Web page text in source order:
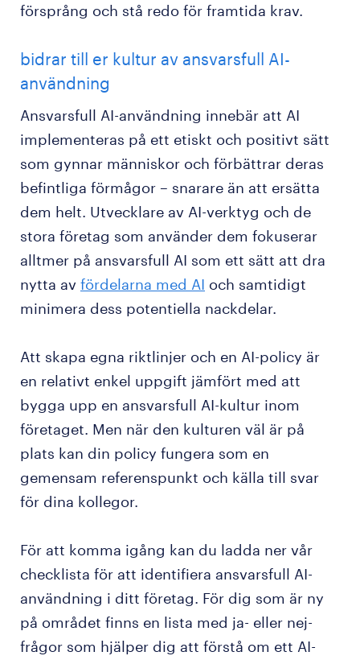
försprång och stå redo för framtida krav.
bidrar till er kultur av ansvarsfull AI-
användning
Ansvarsfull AI-användning innebär att AI
implementeras på ett etiskt och positivt sätt
som gynnar människor och förbättrar deras
befintliga förmågor – snarare än att ersätta
dem helt. Utvecklare av AI-verktyg och de
stora företag som använder dem fokuserar
alltmer på ansvarsfull AI som ett sätt att dra
nytta av fördelarna med AI och samtidigt
minimera dess potentiella nackdelar.
Att skapa egna riktlinjer och en AI-policy är
en relativt enkel uppgift jämfört med att
bygga upp en ansvarsfull AI-kultur inom
företaget. Men när den kulturen väl är på
plats kan din policy fungera som en
gemensam referenspunkt och källa till svar
för dina kollegor.
För att komma igång kan du ladda ner vår
checklista för att identifiera ansvarsfull AI-
användning i ditt företag. För dig som är ny
på området finns en lista med ja- eller nej-
frågor som hjälper dig att förstå om ett AI-